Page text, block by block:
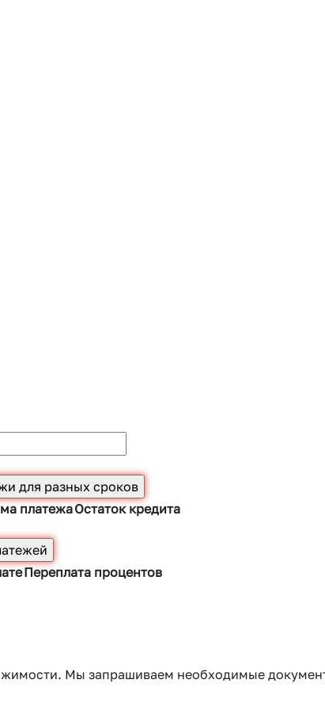
платежаОстаток кредита
Переплата процентов
Мы запрашиваем необходимые